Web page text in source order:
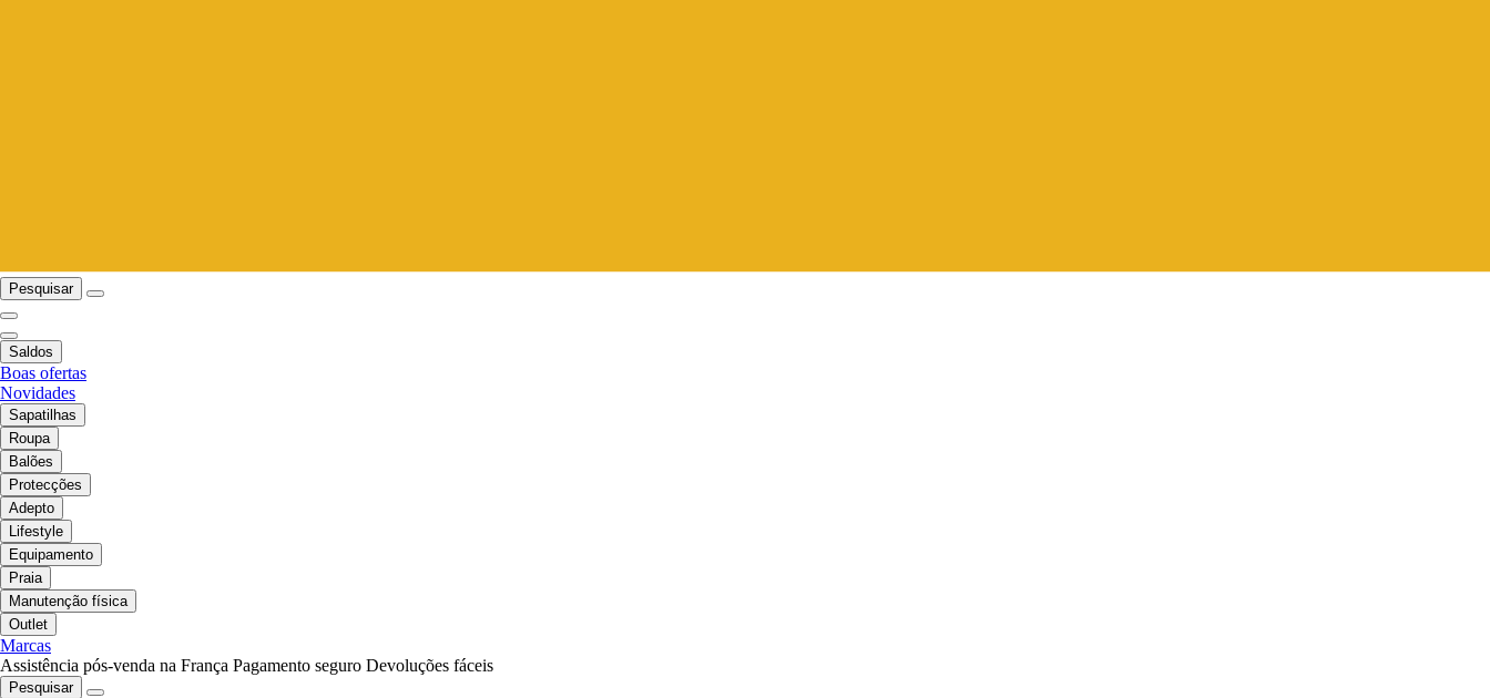
Pesquisar
Saldos
Boas ofertas
Novidades
Sapatilhas
Roupa
Balões
Protecções
Adepto
Lifestyle
Equipamento
Praia
Manutenção física
Outlet
Marcas
Assistência pós-venda na França Pagamento seguro Devoluções fáceis
Pesquisar